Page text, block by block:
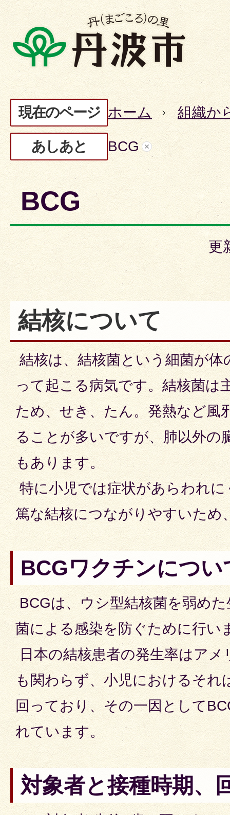
現在のページ ホーム 組織か
あしあと BCG
BCG
更
結核について
結核は、結核菌という細菌が体
って起こる病気です。結核菌は
ため、せき、たん。発熱など風
ることが多いですが、肺以外の
もあります。
特に小児では症状があらわれ
篤な結核につながりやすいため
BCGワクチンについ
BCGは、ウシ型結核菌を弱め
菌による感染を防ぐために行い
日本の結核患者の発生率はア
も関わらず、小児におけるそれ
回っており、その一因として
れています。
対象者と接種時期、